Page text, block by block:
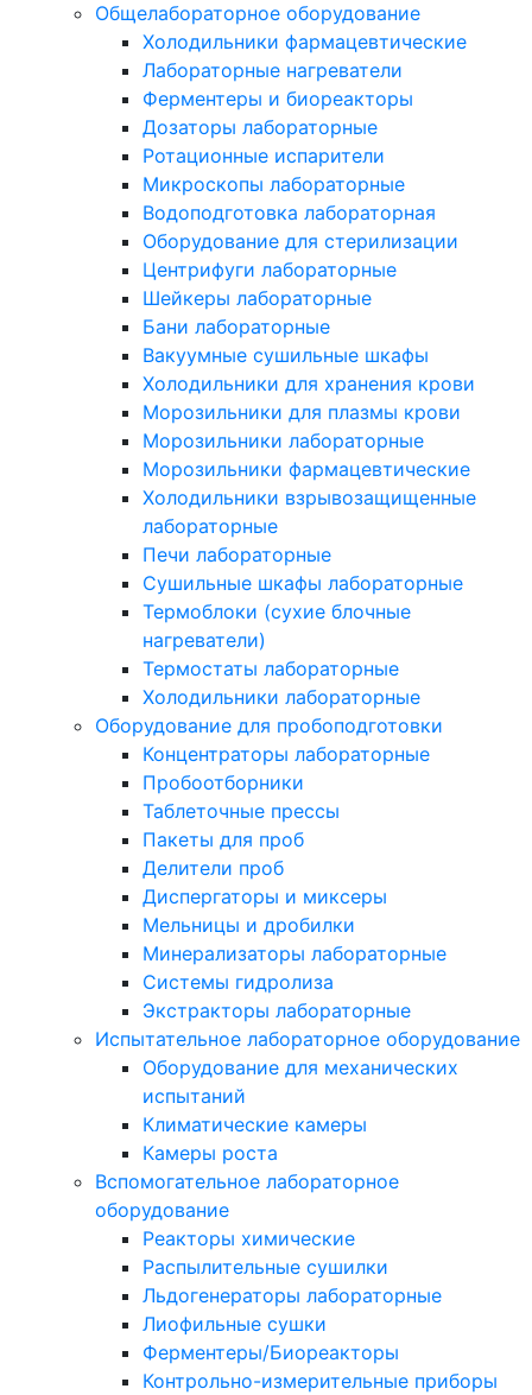
Общелабораторное оборудование
Холодильники фармацевтические
Лабораторные нагреватели
Ферментеры и биореакторы
Дозаторы лабораторные
Ротационные испарители
Микроскопы лабораторные
Водоподготовка лабораторная
Оборудование для стерилизации
Центрифуги лабораторные
Шейкеры лабораторные
Бани лабораторные
Вакуумные сушильные шкафы
Холодильники для хранения крови
Морозильники для плазмы крови
Морозильники лабораторные
Морозильники фармацевтические
Холодильники взрывозащищенные
лабораторные
Печи лабораторные
Сушильные шкафы лабораторные
Термоблоки (сухие блочные
нагреватели)
Термостаты лабораторные
Холодильники лабораторные
Оборудование для пробоподготовки
Концентраторы лабораторные
Пробоотборники
Таблеточные прессы
Пакеты для проб
Делители проб
Диспергаторы и миксеры
Мельницы и дробилки
Минерализаторы лабораторные
Системы гидролиза
Экстракторы лабораторные
Испытательное лабораторное оборудование
Оборудование для механических
испытаний
Климатические камеры
Камеры роста
Вспомогательное лабораторное
оборудование
Реакторы химические
Распылительные сушилки
Льдогенераторы лабораторные
Лиофильные сушки
Ферментеры/Биореакторы
Контрольно-измерительные приборы